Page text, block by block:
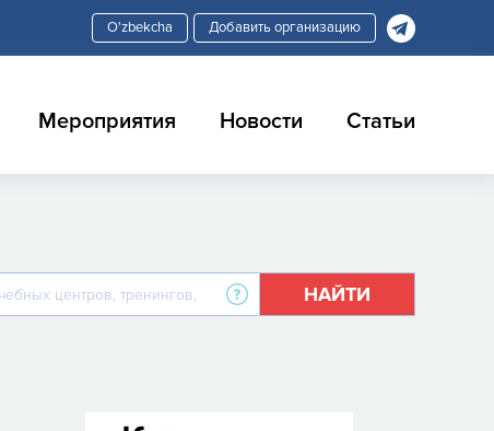
Добавить организацию
Мероприятия Новости Статьи
НАЙТИ